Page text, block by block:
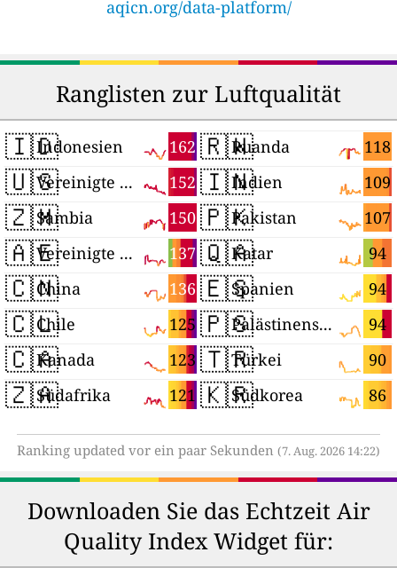
aqicn.org/data-platform/
Ranglisten zur Luftqualität
🇮🇩 162
Indonesien
🇺🇸 152
Vereinigte Staaten
🇿🇲 150
Sambia
🇦🇪 137
Vereinigte Arabische Emirate
🇨🇳 136
China
🇨🇱 125
Chile
🇨🇦 123
Kanada
🇿🇦 121
Südafrika
🇷🇼 118
Ruanda
🇮🇳 109
Indien
🇵🇰 107
Pakistan
🇶🇦 94
Katar
🇪🇸 94
Spanien
🇵🇸 94
Palästinensische Autonomiegebiete
🇹🇷 90
Türkei
🇰🇷 86
Südkorea
Ranking updated vor ein paar Sekunden (7. Aug. 2026 14:22)
Downloaden Sie das Echtzeit Air
Quality Index Widget für: